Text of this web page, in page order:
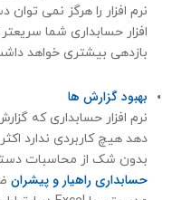
نرم افزار را هرگز نمی
افزار حسابداری شما
بازدهی بیشتری خواهد
بهبود گزارش ها
نرم افزار حسابداری که
بدون شک از محاسبات
حسابداری راهیار و پیشران